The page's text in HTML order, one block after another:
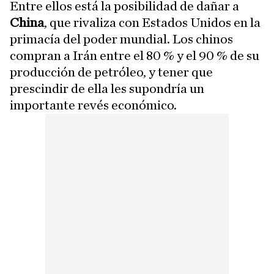
Entre ellos está la posibilidad de dañar a
China, que rivaliza con Estados Unidos en la
primacía del poder mundial. Los chinos
compran a Irán entre el 80 % y el 90 % de su
producción de petróleo, y tener que
prescindir de ella les supondría un
importante revés económico.